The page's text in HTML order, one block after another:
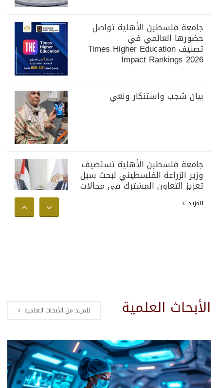
جامعة فلسطين الأهلية تواصل
حضورها العالمي في
تصنيف Times Higher Education
Impact Rankings 2026
بيان شجب واستنكار ونعي
جامعة فلسطين الأهلية تستضيف
وزير الزراعة الفلسطيني لبحث سبل
تعزيز التعاون المشترك في مجالات
المجتمع الفلسطيني
للمزيد
الأبحاث العلمية للمزيد من الأبحاث العلمية